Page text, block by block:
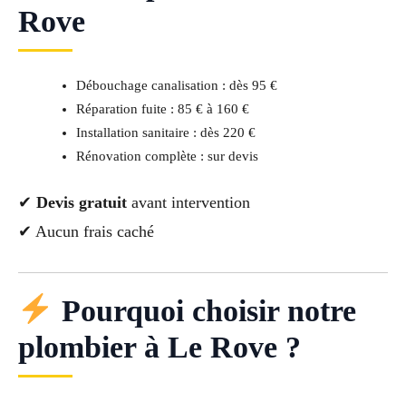
Rove
Débouchage canalisation : dès 95 €
Réparation fuite : 85 € à 160 €
Installation sanitaire : dès 220 €
Rénovation complète : sur devis
✔ Devis gratuit avant intervention
✔ Aucun frais caché
Pourquoi choisir notre
plombier à Le Rove ?